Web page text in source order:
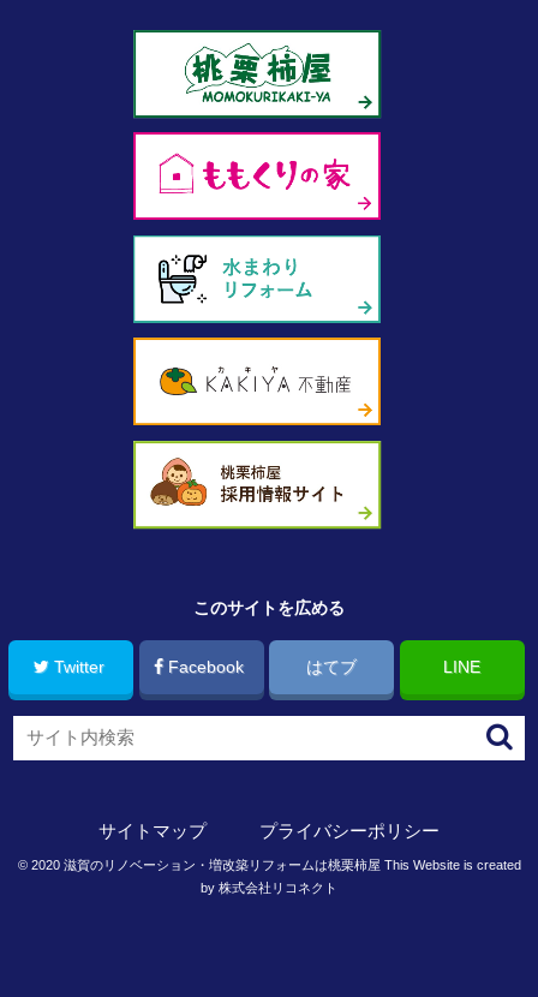
このサイトを広める
Twitter Facebook はてブ LINE
サイトマップ プライバシーポリシー
© 2020 滋賀のリノベーション・増改築リフォームは桃栗柿屋 This Website is created
by 株式会社リコネクト